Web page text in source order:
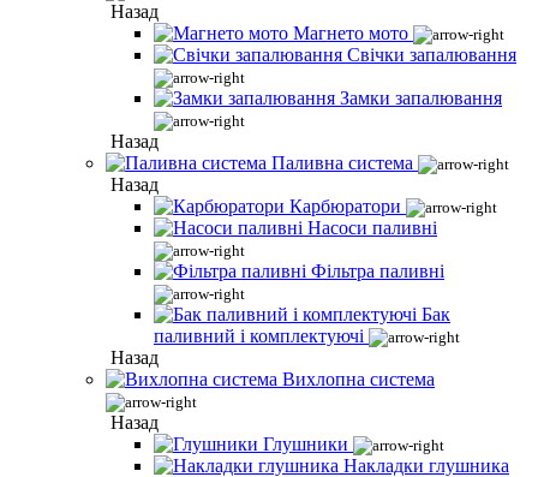
Назад
Магнето мото
Свічки запалювання
Замки запалювання
Назад
Паливна система
Назад
Карбюратори
Насоси паливні
Фільтра паливні
Бак
паливний і комплектуючі
Назад
Вихлопна система
Назад
Глушники
Накладки глушника